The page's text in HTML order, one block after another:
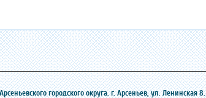
городского округа. г. Арсеньев, ‎ул. Ленинская 8.